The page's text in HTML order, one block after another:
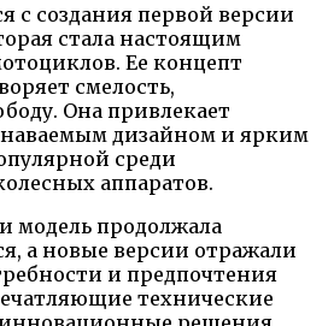
с создания первой версии
стала настоящим
Ее концепт
смелость,
Она привлекает
дизайном и ярким
среди
аппаратов.
модель продолжала
а новые версии отражали
и предпочтения
технические